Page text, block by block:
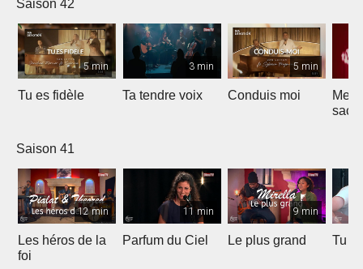
Saison 42
5 min
Tu es fidèle
3 min
Ta tendre voix
5 min
Conduis moi
Saison 41
12 min
Les héros de la
foi
11 min
Parfum du Ciel
9 min
Le plus grand Tu